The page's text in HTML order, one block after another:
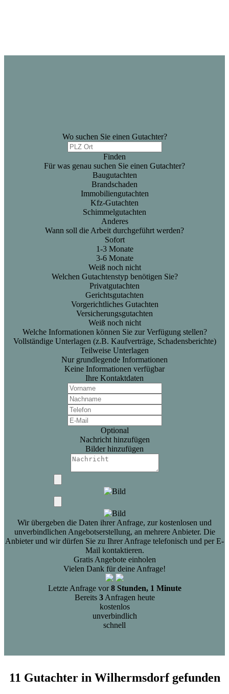
Wo suchen Sie einen Gutachter?
Finden
Für was genau suchen Sie einen Gutachter?
Baugutachten
Brandschaden
Immobiliengutachten
Kfz-Gutachten
Schimmelgutachten
Anderes
Wann soll die Arbeit durchgeführt werden?
Sofort
1-3 Monate
3-6 Monate
Weiß noch nicht
Welchen Gutachtenstyp benötigen Sie?
Privatgutachten
Gerichtsgutachten
Vorgerichtliches Gutachten
Versicherungsgutachten
Weiß noch nicht
Welche Informationen können Sie zur Verfügung stellen?
Vollständige Unterlagen (z.B. Kaufverträge, Schadensberichte)
Teilweise Unterlagen
Nur grundlegende Informationen
Keine Informationen verfügbar
Ihre Kontaktdaten
Optional
Nachricht hinzufügen
Bilder hinzufügen
Wir übergeben die Daten ihrer Anfrage, zur kostenlosen und
unverbindlichen Angebotserstellung, an mehrere Anbieter. Die
Anbieter und wir dürfen Sie zu Ihrer Anfrage telefonisch und per E-
Mail kontaktieren.
Gratis Angebote einholen
Vielen Dank für deine Anfrage!
Letzte Anfrage vor8 Stunden, 1 Minute
Bereits 3Anfragen heute
kostenlos
unverbindlich
schnell
11 Gutachter in Wilhermsdorf gefunden